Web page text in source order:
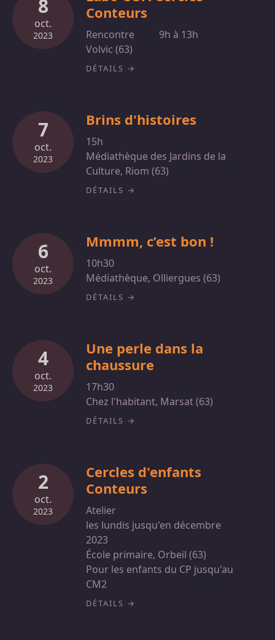
8
oct.
2023
Conteurs
Rencontre
9h à 13h
Volvic (63)
DÉTAILS
7
oct.
2023
Brins d'histoires
15h
Médiathèque des Jardins de la
Culture, Riom (63)
DÉTAILS
6
oct.
2023
Mmmm, c’est bon !
10h30
Médiathèque, Olliergues (63)
DÉTAILS
4
oct.
2023
Une perle dans la
chaussure
17h30
Chez l'habitant, Marsat (63)
DÉTAILS
2
oct.
2023
Cercles d'enfants
Conteurs
Atelier
les lundis jusqu'en décembre
2023
École primaire, Orbeil (63)
Pour les enfants du CP jusqu'au
CM2
DÉTAILS